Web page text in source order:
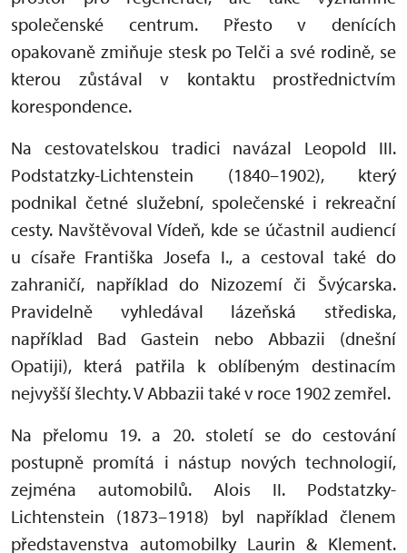
společenské centrum. Přesto v denících
opakovaně zmiňuje stesk po Telči a své rodině, se
kterou zůstával v kontaktu prostřednictvím
korespondence.
Na cestovatelskou tradici navázal Leopold III.
Podstatzky-Lichtenstein (1840–1902), který
podnikal četné služební, společenské i rekreační
cesty. Navštěvoval Vídeň, kde se účastnil audiencí
u císaře Františka Josefa I., a cestoval také do
zahraničí, například do Nizozemí či Švýcarska.
Pravidelně vyhledával lázeňská střediska,
například Bad Gastein nebo Abbazii (dnešní
Opatiji), která patřila k oblíbeným destinacím
nejvyšší šlechty. V Abbazii také v roce 1902 zemřel.
Na přelomu 19. a 20. století se do cestování
postupně promítá i nástup nových technologií,
zejména automobilů. Alois II. Podstatzky-
Lichtenstein (1873–1918) byl například členem
představenstva automobilky Laurin & Klement.